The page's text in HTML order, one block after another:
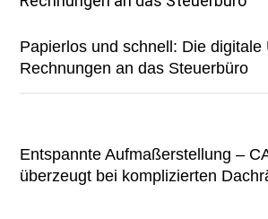
Papierlos und schnell: Die digitale
Rechnungen an das Steuerbüro
Entspannte Aufmaßerstellung –
überzeugt bei komplizierten